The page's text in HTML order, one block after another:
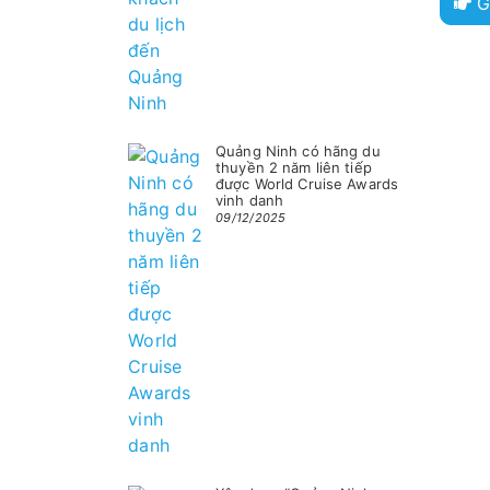
Quảng Ninh có hãng du
thuyền 2 năm liên tiếp
được World Cruise Awards
vinh danh
09/12/2025